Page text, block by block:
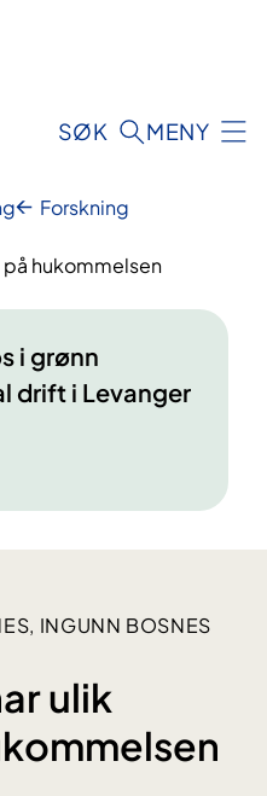
SØK MENY
Forskning
hukommelsen
i grønn
drift i Levanger
INGUNN BOSNES
ulik